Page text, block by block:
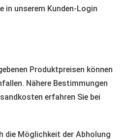
in unserem Kunden-Login
Produktpreisen können
Nähere Bestimmungen
erfahren Sie bei
die Möglichkeit der Abholung